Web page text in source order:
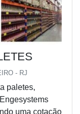
- RJ
paletes,
uma cotação